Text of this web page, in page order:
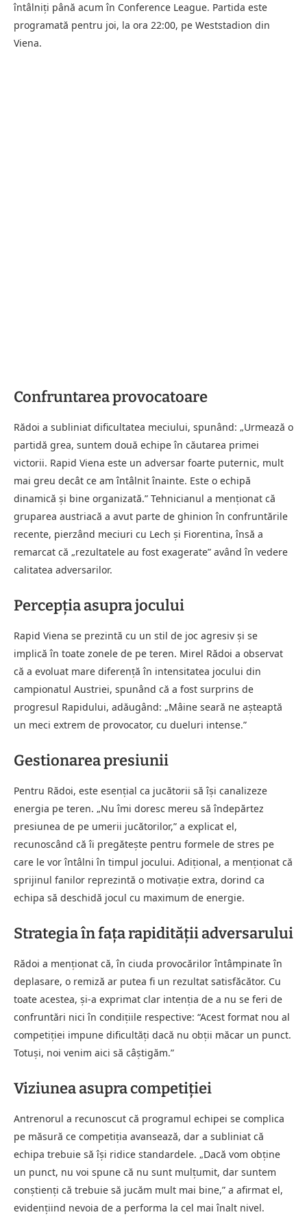
întâlniți până acum în Conference League. Partida este
programată pentru joi, la ora 22:00, pe Weststadion din
Viena.
Confruntarea provocatoare
Rădoi a subliniat dificultatea meciului, spunând: „Urmează o
partidă grea, suntem două echipe în căutarea primei
victorii. Rapid Viena este un adversar foarte puternic, mult
mai greu decât ce am întâlnit înainte. Este o echipă
dinamică și bine organizată.” Tehnicianul a menționat că
gruparea austriacă a avut parte de ghinion în confruntările
recente, pierzând meciuri cu Lech și Fiorentina, însă a
remarcat că „rezultatele au fost exagerate” având în vedere
calitatea adversarilor.
Percepția asupra jocului
Rapid Viena se prezintă cu un stil de joc agresiv și se
implică în toate zonele de pe teren. Mirel Rădoi a observat
că a evoluat mare diferență în intensitatea jocului din
campionatul Austriei, spunând că a fost surprins de
progresul Rapidului, adăugând: „Mâine seară ne așteaptă
un meci extrem de provocator, cu dueluri intense.”
Gestionarea presiunii
Pentru Rădoi, este esențial ca jucătorii să își canalizeze
energia pe teren. „Nu îmi doresc mereu să îndepărtez
presiunea de pe umerii jucătorilor,” a explicat el,
recunoscând că îi pregătește pentru formele de stres pe
care le vor întâlni în timpul jocului. Adițional, a menționat că
sprijinul fanilor reprezintă o motivație extra, dorind ca
echipa să deschidă jocul cu maximum de energie.
Strategia în fața rapidității adversarului
Rădoi a menționat că, în ciuda provocărilor întâmpinate în
deplasare, o remiză ar putea fi un rezultat satisfăcător. Cu
toate acestea, și-a exprimat clar intenția de a nu se feri de
confruntări nici în condițiile respective: “Acest format nou al
competiției impune dificultăți dacă nu obții măcar un punct.
Totuși, noi venim aici să câștigăm.”
Viziunea asupra competiției
Antrenorul a recunoscut că programul echipei se complica
pe măsură ce competiția avansează, dar a subliniat că
echipa trebuie să își ridice standardele. „Dacă vom obține
un punct, nu voi spune că nu sunt mulțumit, dar suntem
conștienți că trebuie să jucăm mult mai bine,” a afirmat el,
evidențiind nevoia de a performa la cel mai înalt nivel.